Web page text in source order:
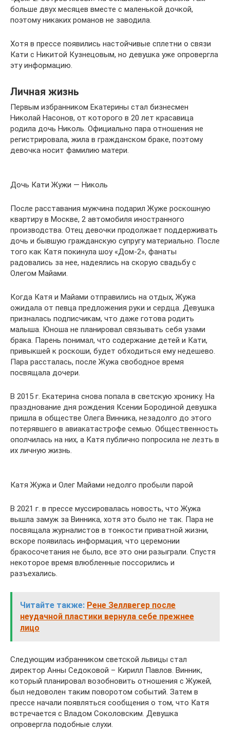
больше двух месяцев вместе с маленькой дочкой,
поэтому никаких романов не заводила.
Хотя в прессе появились настойчивые сплетни о связи
Кати с Никитой Кузнецовым, но девушка уже опровергла
эту информацию.
Личная жизнь
Первым избранником Екатерины стал бизнесмен
Николай Насонов, от которого в 20 лет красавица
родила дочь Николь. Официально пара отношения не
регистрировала, жила в гражданском браке, поэтому
девочка носит фамилию матери.
Дочь Кати Жужи — Николь
После расставания мужчина подарил Жуже роскошную
квартиру в Москве, 2 автомобиля иностранного
производства. Отец девочки продолжает поддерживать
дочь и бывшую гражданскую супругу материально. После
того как Катя покинула шоу «Дом-2», фанаты
радовались за нее, надеялись на скорую свадьбу с
Олегом Майами.
Когда Катя и Майами отправились на отдых, Жужа
ожидала от певца предложения руки и сердца. Девушка
призналась подписчикам, что даже готова родить
малыша. Юноша не планировал связывать себя узами
брака. Парень понимал, что содержание детей и Кати,
привыкшей к роскоши, будет обходиться ему недешево.
Пара рассталась, после Жужа свободное время
посвящала дочери.
В 2015 г. Екатерина снова попала в светскую хронику. На
празднование дня рождения Ксении Бородиной девушка
пришла в обществе Олега Винника, незадолго до этого
потерявшего в авиакатастрофе семью. Общественность
ополчилась на них, а Катя публично попросила не лезть в
их личную жизнь.
Катя Жужа и Олег Майами недолго пробыли парой
В 2021 г. в прессе муссировалась новость, что Жужа
вышла замуж за Винника, хотя это было не так. Пара не
посвящала журналистов в тонкости приватной жизни,
вскоре появилась информация, что церемонии
бракосочетания не было, все это они разыграли. Спустя
некоторое время влюбленные поссорились и
разъехались.
Читайте также: Рене Зеллвегер после
неудачной пластики вернула себе прежнее
лицо
Следующим избранником светской львицы стал
директор Анны Седоковой – Кирилл Павлов. Винник,
который планировал возобновить отношения с Жужей,
был недоволен таким поворотом событий. Затем в
прессе начали появляться сообщения о том, что Катя
встречается с Владом Соколовским. Девушка
опровергла подобные слухи.